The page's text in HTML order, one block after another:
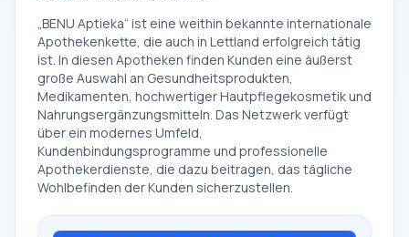
„BENU Aptieka“ ist eine weithin bekannte internationale
Apothekenkette, die auch in Lettland erfolgreich tätig
ist. In diesen Apotheken finden Kunden eine äußerst
große Auswahl an Gesundheitsprodukten,
Medikamenten, hochwertiger Hautpflegekosmetik und
Nahrungsergänzungsmitteln. Das Netzwerk verfügt
über ein modernes Umfeld,
Kundenbindungsprogramme und professionelle
Apothekerdienste, die dazu beitragen, das tägliche
Wohlbefinden der Kunden sicherzustellen.